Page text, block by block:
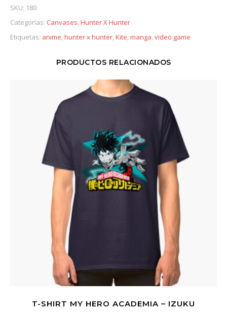
SKU: 180
Categorías: Canvases,Hunter X Hunter
Etiquetas: anime,hunter x hunter,Kite,manga,video game
PRODUCTOS RELACIONADOS
T-SHIRT MY HERO ACADEMIA – IZUKU